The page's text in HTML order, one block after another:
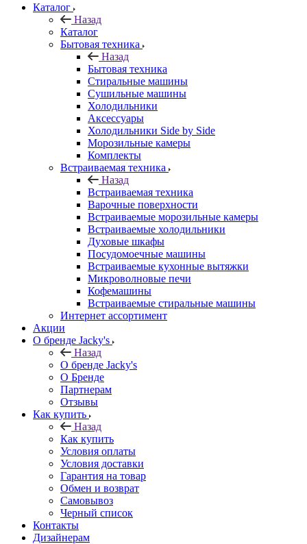
Каталог
Назад
Каталог
Бытовая техника
Назад
Бытовая техника
Стиральные машины
Сушильные машины
Холодильники
Аксессуары
Холодильники Side by Side
Морозильные камеры
Комплекты
Встраиваемая техника
Назад
Встраиваемая техника
Варочные поверхности
Встраиваемые морозильные камеры
Встраиваемые холодильники
Духовые шкафы
Посудомоечные машины
Встраиваемые кухонные вытяжки
Микроволновые печи
Кофемашины
Встраиваемые стиральные машины
Интернет ассортимент
Акции
О бренде Jacky's
Назад
О бренде Jacky's
О Бренде
Партнерам
Отзывы
Как купить
Назад
Как купить
Условия оплаты
Условия доставки
Гарантия на товар
Обмен и возврат
Самовывоз
Черный список
Контакты
Дизайнерам